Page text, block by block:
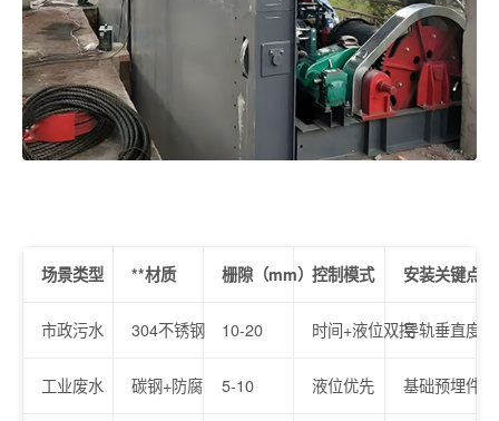
场景类型 **材质 栅隙（mm）控制模式 安装关键点
市政污水 304不锈钢 10-20 时间+液位双控导轨垂直度
工业废水 碳钢+防腐 5-10 液位优先 基础预埋件